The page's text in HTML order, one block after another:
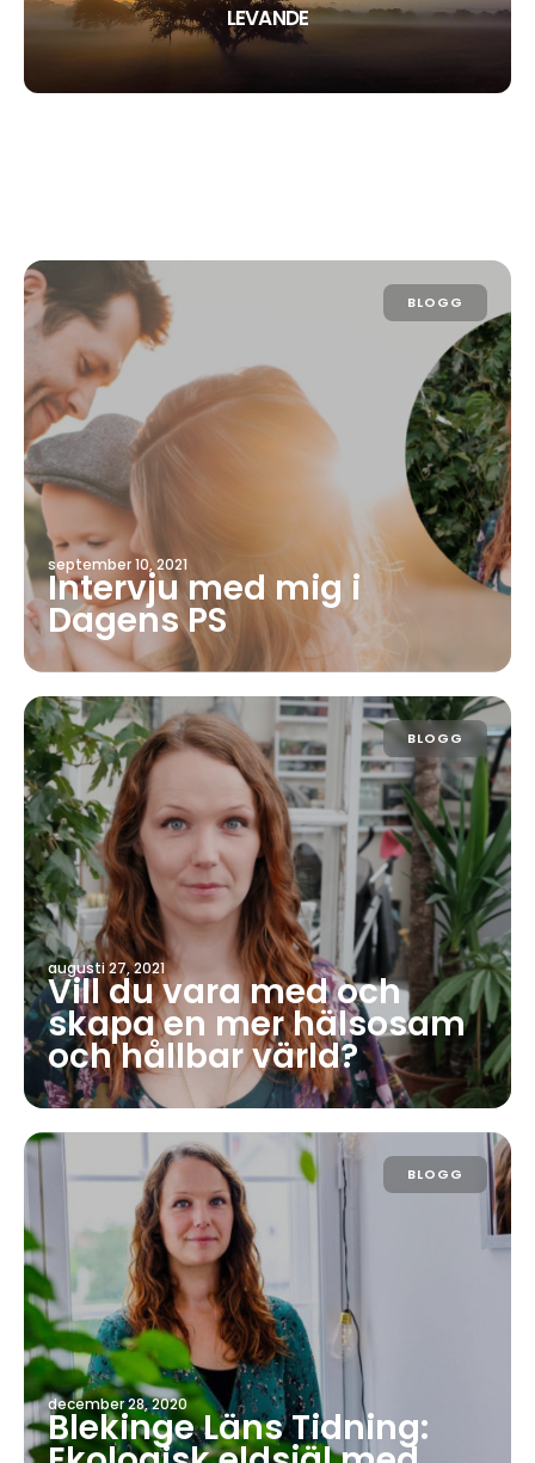
LEVANDE
BLOGG
september 10, 2021
Intervju med mig i
Dagens PS
BLOGG
augusti 27, 2021
Vill du vara med och
skapa en mer hälsosam
och hållbar värld?
BLOGG
december 28, 2020
Blekinge Läns Tidning: